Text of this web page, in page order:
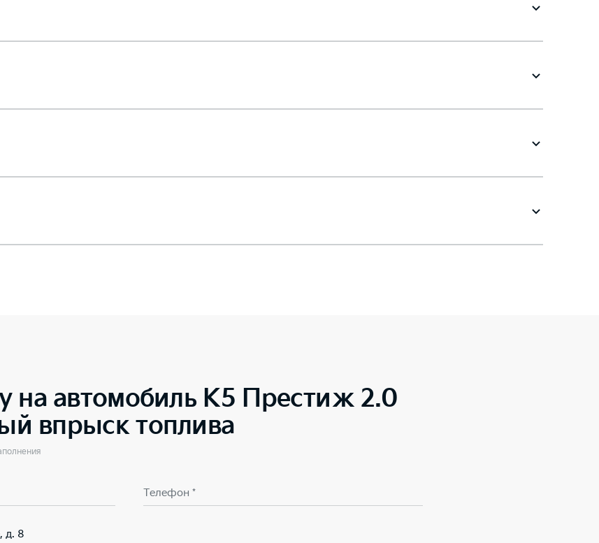
на автомобиль K5 Престиж 2.0
впрыск топлива
Телефон *
д. 8